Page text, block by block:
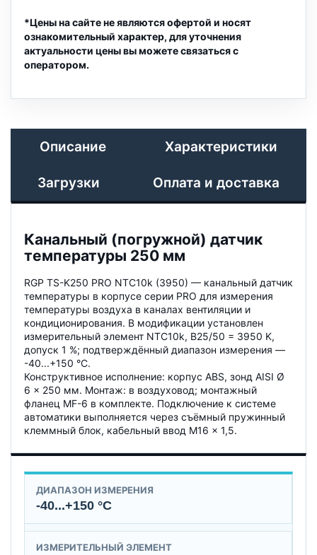
*Цены на сайте не являются офертой и носят
ознакомительный характер, для уточнения
актуальности цены вы можете связаться с
оператором.
Описание Характеристики
Загрузки Оплата и доставка
Канальный (погружной) датчик
температуры 250 мм
RGP TS-K250 PRO NTC10k (3950) — канальный датчик
температуры в корпусе серии PRO для измерения
температуры воздуха в каналах вентиляции и
кондиционирования. В модификации установлен
измерительный элемент NTC10k, B25/50 = 3950 K,
допуск 1 %; подтверждённый диапазон измерения —
-40...+150 °C.
Конструктивное исполнение: корпус ABS, зонд AISI Ø
6 × 250 мм. Монтаж: в воздуховод; монтажный
фланец MF-6 в комплекте. Подключение к системе
автоматики выполняется через съёмный пружинный
клеммный блок, кабельный ввод M16 × 1,5.
ДИАПАЗОН ИЗМЕРЕНИЯ
-40...+150 °C
ИЗМЕРИТЕЛЬНЫЙ ЭЛЕМЕНТ